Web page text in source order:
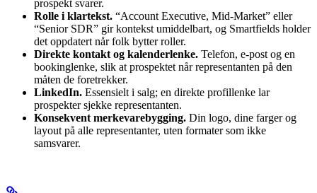
prospekt svarer.
Rolle i klartekst. “Account Executive, Mid-Market” eller
“Senior SDR” gir kontekst umiddelbart, og Smartfields holder
det oppdatert når folk bytter roller.
Direkte kontakt og kalenderlenke. Telefon, e-post og en
bookinglenke, slik at prospektet når representanten på den
måten de foretrekker.
LinkedIn. Essensielt i salg; en direkte profillenke lar
prospekter sjekke representanten.
Konsekvent merkevarebygging. Din logo, dine farger og
layout på alle representanter, uten formater som ikke
samsvarer.